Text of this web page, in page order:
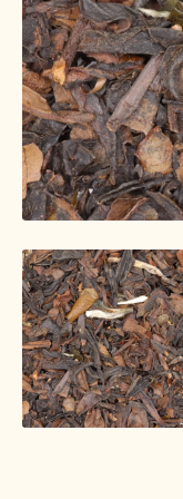
Lista
Mijn
Over